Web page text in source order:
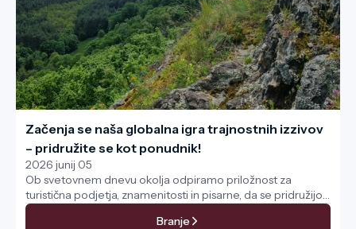
Začenja se naša globalna igra trajnostnih izzivov
– pridružite se kot ponudnik!
2026 junij 05
Ob svetovnem dnevu okolja odpiramo priložnost za
turistična podjetja, znamenitosti in pisarne, da se pridružijo
naši globalni igri trajnostnih izzivov.
Branje